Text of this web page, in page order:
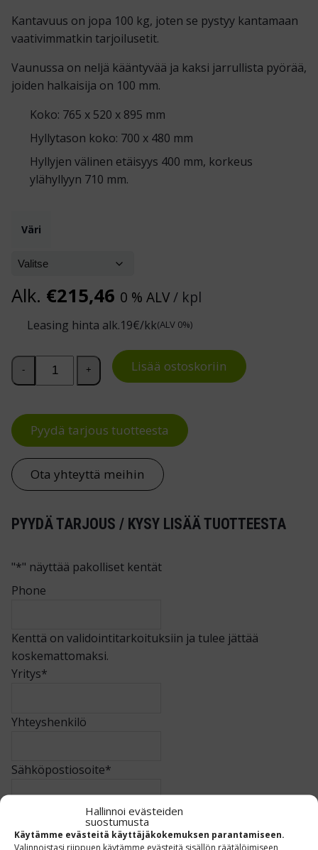
Hallinnoi evästeiden
suostumusta
Käytämme evästeitä käyttäjäkokemuksen parantamiseen.
Valinnoistasi riippuen käytämme evästeitä sisällön räätälöimiseen,
Kantavuus on jopa 100 kg, joten se pystyy kantamaan
vaativimmatkin tarjoilusetit.
Vaunussa on neljä kääntyvää ja kaksi jarrullista pyörää,
joiden halkaisija on 100 mm.
Koko: 765 x 520 x 895 mm
Hyllytason koko: 700 x 480 mm
Hyllyjen välinen etäisyys 400 mm, korkeus
ylähyllyyn 710 mm.
Väri
Alk. €215,46 0 % ALV/ kpl
Leasing hinta alk.19€/kk(ALV 0%)
Tyylikäs tarjoiluvaunu määrä
- + Lisää ostoskoriin
Pyydä tarjous tuotteesta
Ota yhteyttä meihin
PYYDÄ TARJOUS / KYSY LISÄÄ TUOTTEESTA
"*" näyttää pakolliset kentät
Phone
Kenttä on validointitarkoituksiin ja tulee jättää
koskemattomaksi.
Yritys*
Yhteyshenkilö
Sähköpostiosoite*